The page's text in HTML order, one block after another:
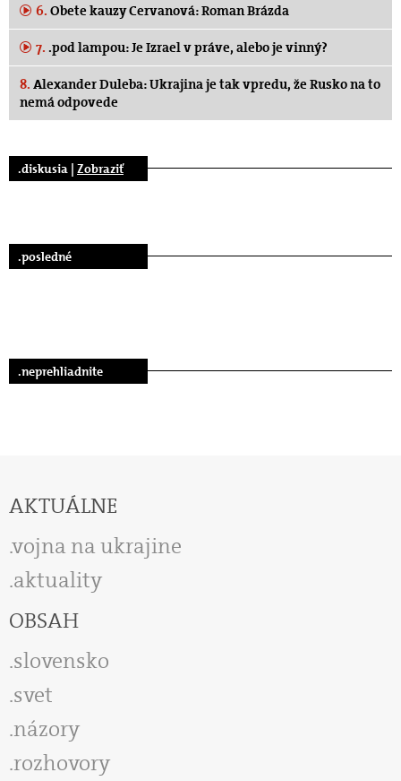
6. Obete kauzy Cervanová: Roman Brázda
7. .pod lampou: Je Izrael v práve, alebo je vinný?
8. Alexander Duleba: Ukrajina je tak vpredu, že Rusko na to
nemá odpovede
.diskusia | Zobraziť
.posledné
.neprehliadnite
AKTUÁLNE
vojna na ukrajine
aktuality
OBSAH
slovensko
svet
názory
rozhovory